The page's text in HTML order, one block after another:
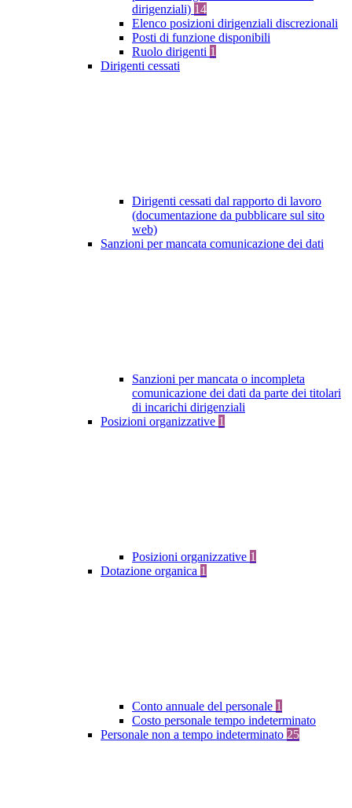
dirigenziali) 14
Elenco posizioni dirigenziali discrezionali
Posti di funzione disponibili
Ruolo dirigenti 1
Dirigenti cessati
Dirigenti cessati dal rapporto di lavoro
(documentazione da pubblicare sul sito
web)
Sanzioni per mancata comunicazione dei dati
Sanzioni per mancata o incompleta
comunicazione dei dati da parte dei titolari
di incarichi dirigenziali
Posizioni organizzative 1
Posizioni organizzative 1
Dotazione organica 1
Conto annuale del personale 1
Costo personale tempo indeterminato
Personale non a tempo indeterminato 25